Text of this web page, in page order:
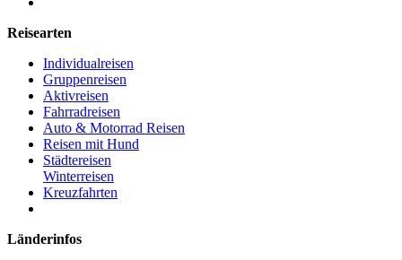
Reisearten
Individualreisen
Gruppenreisen
Aktivreisen
Fahrradreisen
Auto & Motorrad Reisen
Reisen mit Hund
Städtereisen
Winterreisen
Kreuzfahrten
Länderinfos